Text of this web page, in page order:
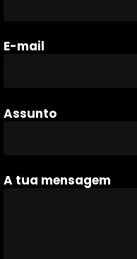
E-mail
Assunto
A tua mensagem